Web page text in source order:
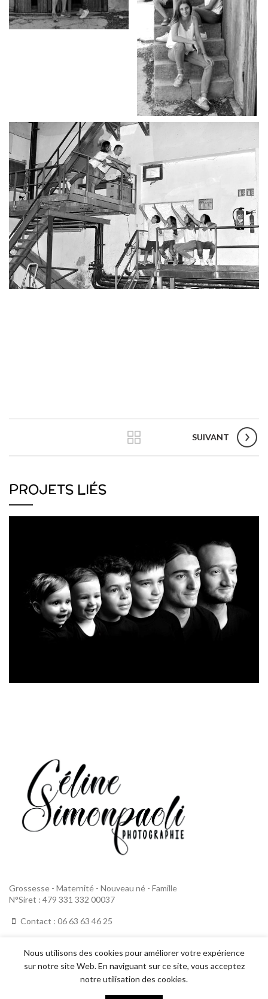
SUIVANT
PROJETS LIÉS
ENFANT
SÉANCE ENFANT
Grossesse - Maternité - Nouveau né - Famille
N°Siret : 479 331 332 00037
Contact : 06 63 63 46 25
LIENS UTILES
Politique de confidentialité
Nous utilisons des cookies pour améliorer votre expérience
sur notre site Web. En naviguant sur ce site, vous acceptez
notre utilisation des cookies.